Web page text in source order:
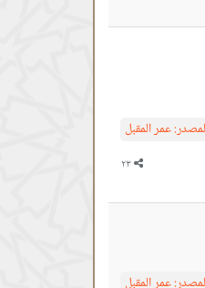
عمر المقبل
عمر المقبل